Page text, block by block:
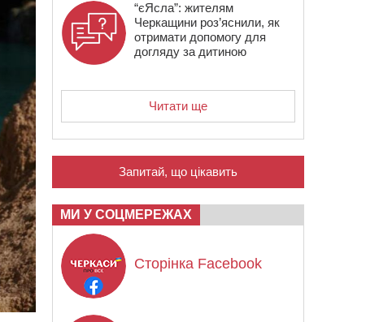
“єЯсла”: жителям
Черкащини роз’яснили, як
отримати допомогу для
догляду за дитиною
Читати ще
Запитай, що цікавить
МИ У СОЦМЕРЕЖАХ
Сторінка Facebook